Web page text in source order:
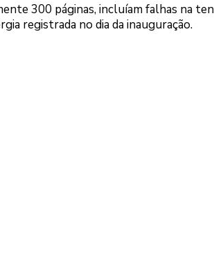
300 páginas, incluíam falhas na
registrada no dia da inauguração.